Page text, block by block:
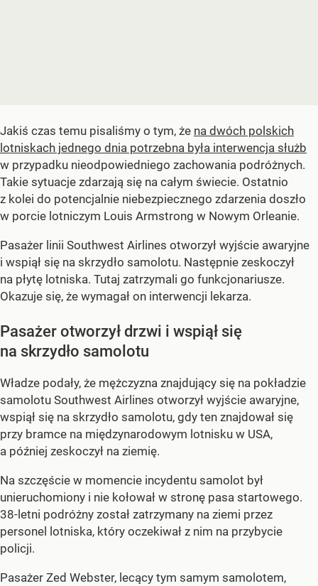
Jakiś czas temu pisaliśmy o tym, że na dwóch polskich
lotniskach jednego dnia potrzebna była interwencja służb
w przypadku nieodpowiedniego zachowania podróżnych.
Takie sytuacje zdarzają się na całym świecie. Ostatnio
z kolei do potencjalnie niebezpiecznego zdarzenia doszło
w porcie lotniczym Louis Armstrong w Nowym Orleanie.
Pasażer linii Southwest Airlines otworzył wyjście awaryjne
i wspiął się na skrzydło samolotu. Następnie zeskoczył
na płytę lotniska. Tutaj zatrzymali go funkcjonariusze.
Okazuje się, że wymagał on interwencji lekarza.
Pasażer otworzył drzwi i wspiął się
na skrzydło samolotu
Władze podały, że mężczyzna znajdujący się na pokładzie
samolotu Southwest Airlines otworzył wyjście awaryjne,
wspiął się na skrzydło samolotu, gdy ten znajdował się
przy bramce na międzynarodowym lotnisku w USA,
a później zeskoczył na ziemię.
Na szczęście w momencie incydentu samolot był
unieruchomiony i nie kołował w stronę pasa startowego.
38-letni podróżny został zatrzymany na ziemi przez
personel lotniska, który oczekiwał z nim na przybycie
policji.
Pasażer Zed Webster, lecący tym samym samolotem,